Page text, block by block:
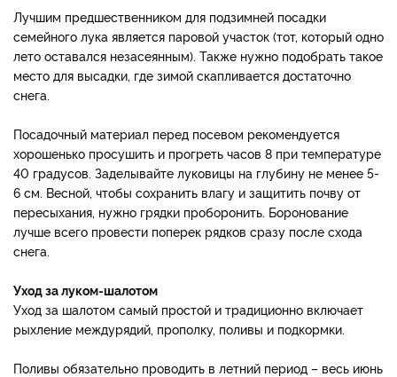
Лучшим предшественником для подзимней посадки
семейного лука является паровой участок (тот, который одно
лето оставался незасеянным). Также нужно подобрать такое
место для высадки, где зимой скапливается достаточно
снега.
Посадочный материал перед посевом рекомендуется
хорошенько просушить и прогреть часов 8 при температуре
40 градусов. Заделывайте луковицы на глубину не менее 5-
6 см. Весной, чтобы сохранить влагу и защитить почву от
пересыхания, нужно грядки проборонить. Боронование
лучше всего провести поперек рядков сразу после схода
снега.
Уход за луком-шалотом
Уход за шалотом самый простой и традиционно включает
рыхление междурядий, прополку, поливы и подкормки.
Поливы обязательно проводить в летний период – весь июнь